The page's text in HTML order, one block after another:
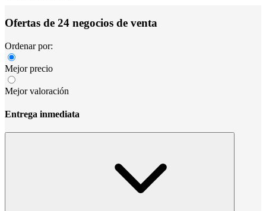
Ofertas de 24 negocios de venta
Ordenar por:
Mejor precio
Mejor valoración
Entrega inmediata